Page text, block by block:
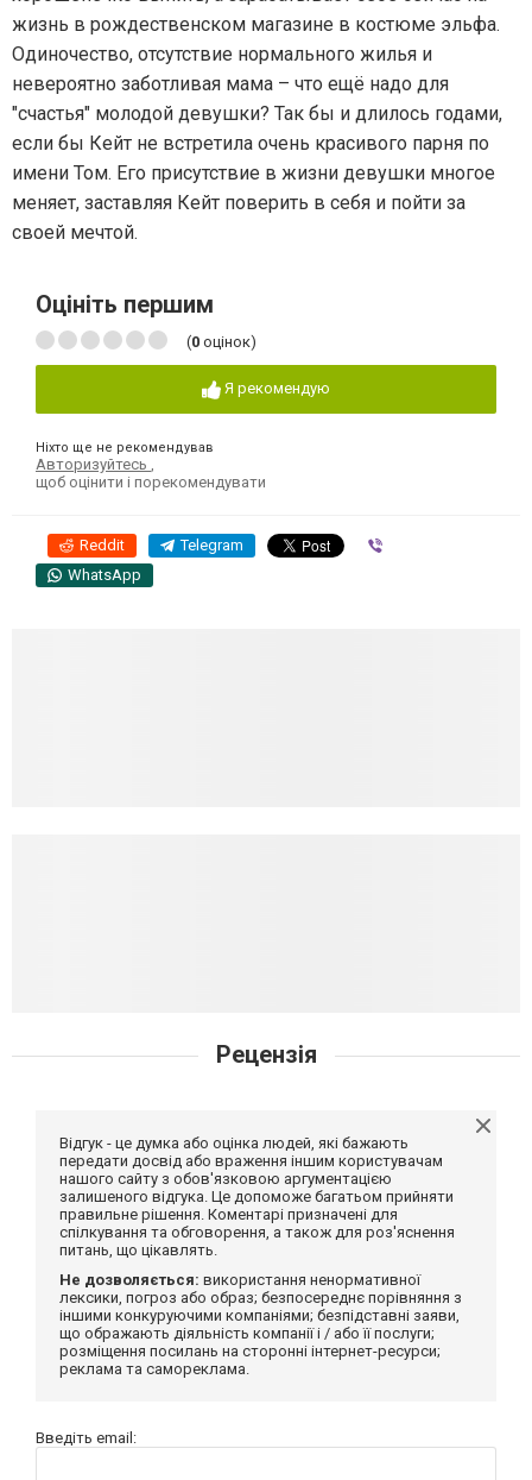
жизнь в рождественском магазине в костюме эльфа.
Одиночество, отсутствие нормального жилья и
невероятно заботливая мама – что ещё надо для
"счастья" молодой девушки? Так бы и длилось годами,
если бы Кейт не встретила очень красивого парня по
имени Том. Его присутствие в жизни девушки многое
меняет, заставляя Кейт поверить в себя и пойти за
своей мечтой.
Оцініть першим
(0 оцінок)
Я рекомендую
Ніхто ще не рекомендував
Авторизуйтесь
щоб оцінити і порекомендувати
Reddit Telegram
WhatsApp
Рецензія
Відгук - це думка або оцінка людей, які бажають
передати досвід або враження іншим користувачам
нашого сайту з обов'язковою аргументацією
залишеного відгука. Це допоможе багатьом прийняти
правильне рішення. Коментарі призначені для
спілкування та обговорення, а також для роз'яснення
питань, що цікавлять.
Не дозволяється: використання ненормативної
лексики, погроз або образ; безпосереднє порівняння з
іншими конкуруючими компаніями; безпідставні заяви,
що ображають діяльність компанії і / або її послуги;
розміщення посилань на сторонні інтернет-ресурси;
реклама та самореклама.
Введіть email: